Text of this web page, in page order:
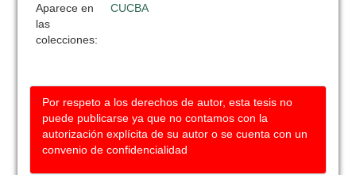
Aparece en
las
colecciones:
CUCBA
Por respeto a los derechos de autor, esta tesis no
puede publicarse ya que no contamos con la
autorización explícita de su autor o se cuenta con un
convenio de confidencialidad